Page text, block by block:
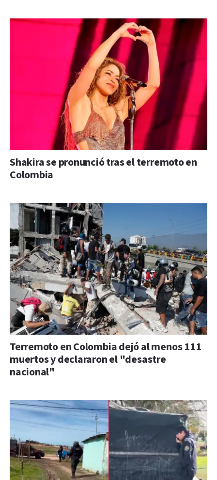
Shakira se pronunció tras el terremoto en
Colombia
Terremoto en Colombia dejó al menos 111
muertos y declararon el "desastre
nacional"